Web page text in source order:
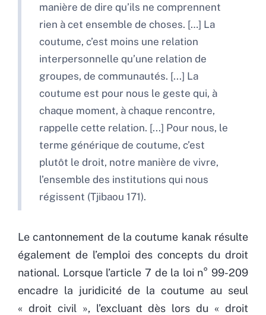
manière de dire qu’ils ne comprennent
rien à cet ensemble de choses. […] La
coutume, c’est moins une relation
interpersonnelle qu’une relation de
groupes, de communautés. [...] La
coutume est pour nous le geste qui, à
chaque moment, à chaque rencontre,
rappelle cette relation. [...] Pour nous, le
terme générique de coutume, c’est
plutôt le droit, notre manière de vivre,
l’ensemble des institutions qui nous
régissent (Tjibaou 171).
Le cantonnement de la coutume kanak résulte
également de l’emploi des concepts du droit
national. Lorsque l’article 7 de la loi n° 99-209
encadre la juridicité de la coutume au seul
« droit civil », l’excluant dès lors du « droit